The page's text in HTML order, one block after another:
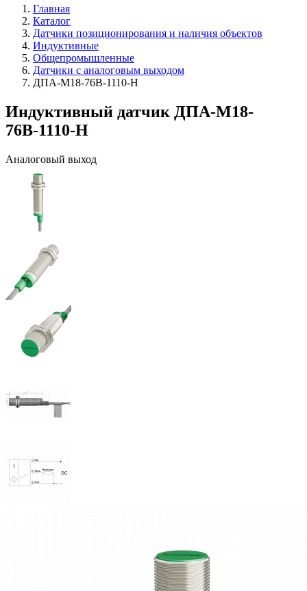
Главная
Каталог
Датчики позиционирования и наличия объектов
Индуктивные
Общепромышленные
Датчики с аналоговым выходом
ДПА-М18-76В-1110-Н
Индуктивный датчик ДПА-М18-
76В-1110-Н
Аналоговый выход